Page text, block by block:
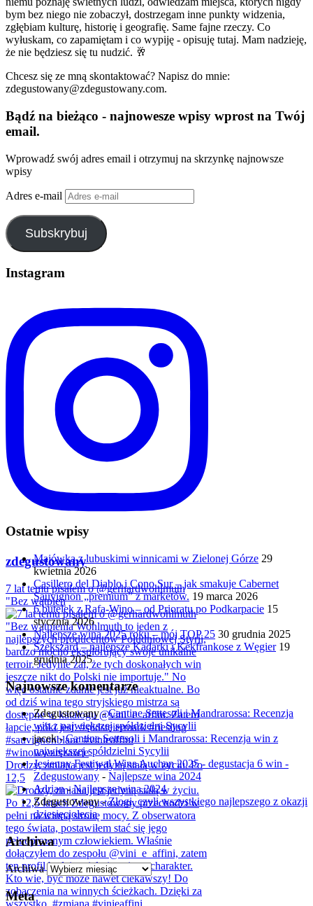
bym bez niego nie zobaczył, dostrzegam inne punkty widzenia,
zgłębiam kulturę, historię i geografię. Same fajne rzeczy. Co
wyłuskam, co zapamiętam i co wypiję - opisuję tutaj. Mam nadzieję,
że nie będziesz się tu nudzić. 🥂
Chcesz się ze mną skontaktować? Napisz do mnie:
zdegustowany@zdegustowany.com.
Bądź na bieżąco - najnowesze wpisy wprost na Twój
email.
Wprowadź swój adres email i otrzymuj na skrzynkę najnowsze
wpisy
Adres e-mail
Subskrybuj
Instagram
zdegustowany
7 lat temu pisałem o @gerhardwohlmuth
"Bez wątpien
Drodzy, zmiana jest jedyną stałą w życiu. Po
12,5
Ostatnie wpisy
Majówka z lubuskimi winnicami w Zielonej Górze 29
kwietnia 2026
Casillero del Diablo i Cono Sur – jak smakuje Cabernet
Sauvignon „premium” z marketów. 19 marca 2026
6 butelek z Rafa-Wino – od Prioratu po Podkarpacie 15
stycznia 2026
Najlepsze wina 2025 roku – mój TOP 25 30 grudnia 2025
Szekszárd – najlepsze Kadarki i Kékfrankose z Węgier 19
grudnia 2025
Najnowsze komentarze
Zdegustowany-Cantine Settesoli i Mandrarossa: Recenzja
win z największej spółdzielni Sycylii
jacek-Cantine Settesoli i Mandrarossa: Recenzja win z
największej spółdzielni Sycylii
Jesienny Festiwal Wina Auchan 2025 - degustacja 6 win -
Zdegustowany - Najlepsze wina 2024
Adrian-Najlepsze wina 2024
Zdegustowany-Złogi, czyli wszystkiego najlepszego z okazji
dziesięciolecia
Archiwa
Archiwa
Meta